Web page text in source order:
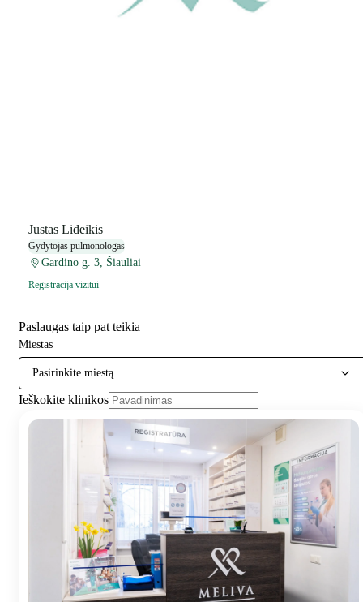
Justas Lideikis
Gydytojas pulmonologas
Gardino g. 3, Šiauliai
Registracija vizitui
Paslaugas taip pat teikia
Miestas
Pasirinkite miestą
Ieškokite klinikos